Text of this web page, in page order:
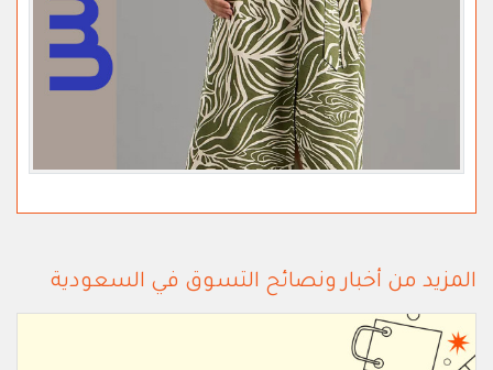
المزيد من أخبار ونصائح التسوق في السعودية